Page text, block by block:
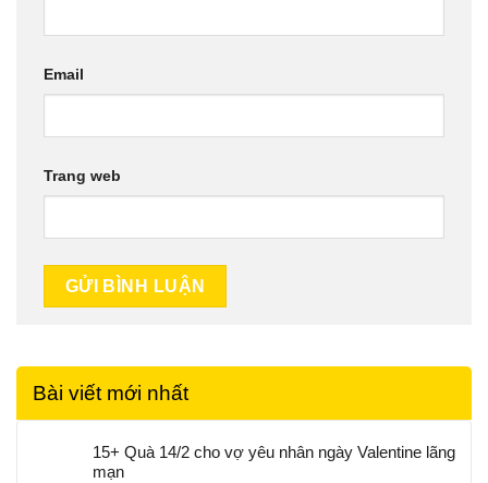
Email
Trang web
Bài viết mới nhất
15+ Quà 14/2 cho vợ yêu nhân ngày Valentine lãng
mạn